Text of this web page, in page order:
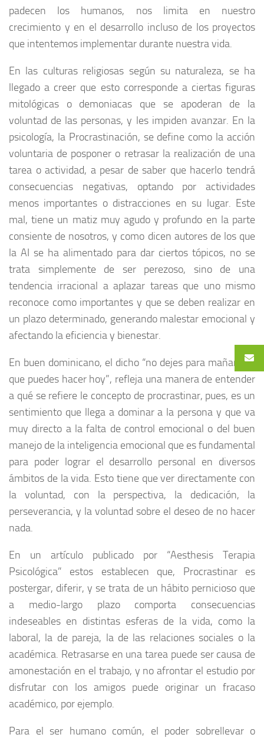
padecen los humanos, nos limita en nuestro
crecimiento y en el desarrollo incluso de los proyectos
que intentemos implementar durante nuestra vida.
En las culturas religiosas según su naturaleza, se ha
llegado a creer que esto corresponde a ciertas figuras
mitológicas o demoniacas que se apoderan de la
voluntad de las personas, y les impiden avanzar. En la
psicología, la Procrastinación, se define como la acción
voluntaria de posponer o retrasar la realización de una
tarea o actividad, a pesar de saber que hacerlo tendrá
consecuencias negativas, optando por actividades
menos importantes o distracciones en su lugar. Este
mal, tiene un matiz muy agudo y profundo en la parte
consiente de nosotros, y como dicen autores de los que
la AI se ha alimentado para dar ciertos tópicos, no se
trata simplemente de ser perezoso, sino de una
tendencia irracional a aplazar tareas que uno mismo
reconoce como importantes y que se deben realizar en
un plazo determinado, generando malestar emocional y
afectando la eficiencia y bienestar.
En buen dominicano, el dicho “no dejes para mañana lo
que puedes hacer hoy”, refleja una manera de entender
a qué se refiere le concepto de procrastinar, pues, es un
sentimiento que llega a dominar a la persona y que va
muy directo a la falta de control emocional o del buen
manejo de la inteligencia emocional que es fundamental
para poder lograr el desarrollo personal en diversos
ámbitos de la vida. Esto tiene que ver directamente con
la voluntad, con la perspectiva, la dedicación, la
perseverancia, y la voluntad sobre el deseo de no hacer
nada.
En un artículo publicado por “Aesthesis Terapia
Psicológica” estos establecen que, Procrastinar es
postergar, diferir, y se trata de un hábito pernicioso que
a medio-largo plazo comporta consecuencias
indeseables en distintas esferas de la vida, como la
laboral, la de pareja, la de las relaciones sociales o la
académica. Retrasarse en una tarea puede ser causa de
amonestación en el trabajo, y no afrontar el estudio por
disfrutar con los amigos puede originar un fracaso
académico, por ejemplo.
Para el ser humano común, el poder sobrellevar o